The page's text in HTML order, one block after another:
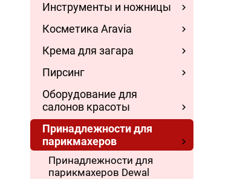
Инструменты и ножницы
Косметика Aravia
Крема для загара
Пирсинг
Оборудование для
салонов красоты
Принадлежности для
парикмахеров
Принадлежности для
парикмахеров Dewal